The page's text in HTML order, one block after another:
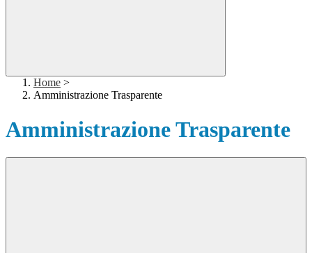
Home >
Amministrazione Trasparente
Amministrazione Trasparente